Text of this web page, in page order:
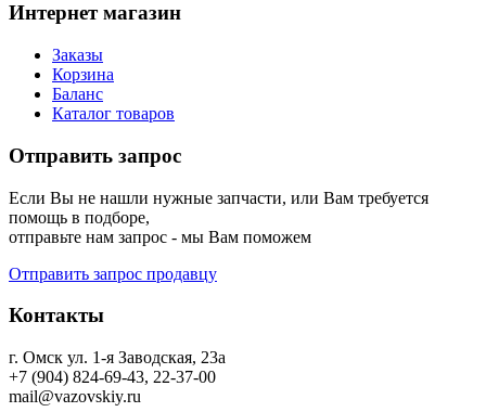
Интернет магазин
Заказы
Корзина
Баланс
Каталог товаров
Отправить запрос
Если Вы не нашли нужные запчасти, или Вам требуется
помощь в подборе,
отправьте нам запрос - мы Вам поможем
Отправить запрос продавцу
Контакты
г. Омск ул. 1-я Заводская, 23а
+7 (904) 824-69-43, 22-37-00
mail@vazovskiy.ru